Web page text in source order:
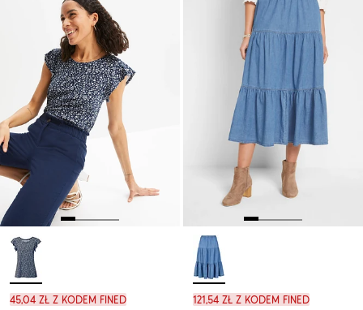
45,04 zł z kodem FINED 121,54 zł z kodem FINED